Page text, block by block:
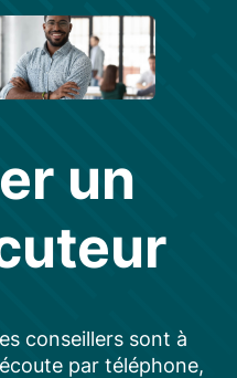
un
conseillers sont à
par téléphone,